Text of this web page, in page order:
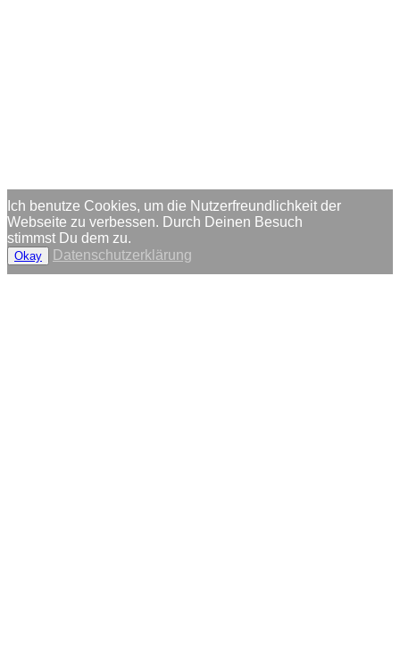
Ich benutze Cookies, um die Nutzerfreundlichkeit der
Webseite zu verbessen. Durch Deinen Besuch
stimmst Du dem zu.
Okay Datenschutzerklärung